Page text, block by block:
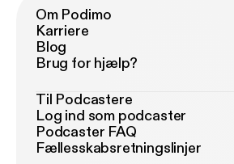
Om Podimo
Karriere
Blog
Brug for hjælp?
Til Podcastere
Log ind som podcaster
Podcaster FAQ
Fællesskabsretningslinjer